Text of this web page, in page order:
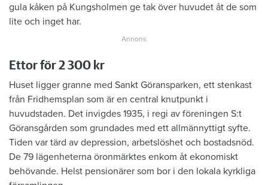
gula kåken på Kungsholmen ge tak över huvudet åt de som
lite och inget har.
Ettor för 2 300 kr
Huset ligger granne med Sankt Göransparken, ett stenkast
från Fridhemsplan som är en central knutpunkt i
huvudstaden. Det invigdes 1935, i regi av föreningen S:t
Göransgården som grundades med ett allmännyttigt syfte.
Tiden var tärd av depression, arbetslöshet och bostadsnöd.
De 79 lägenheterna öronmärktes enkom åt ekonomiskt
behövande. Helst pensionärer som bor i den lokala kyrkliga